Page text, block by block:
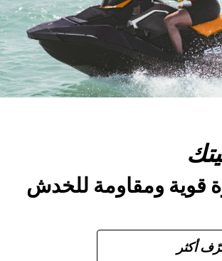
قوية ومقاومة للخدش
أكثر